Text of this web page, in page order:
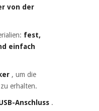
von der
fest,
einfach
, um die
erhalten.
Anschluss .